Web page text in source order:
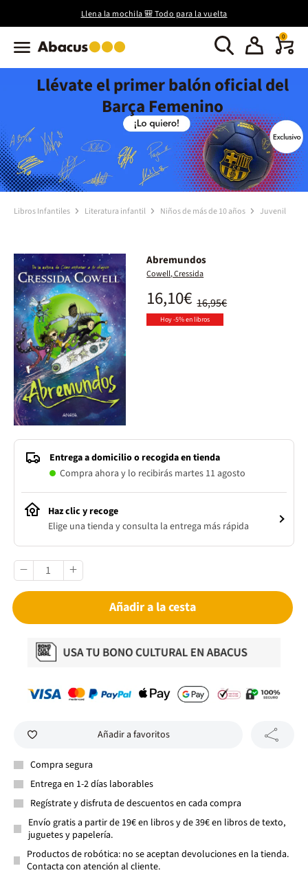
Llena la mochila 🎒 Todo para la vuelta
0
Llévate el primer balón oficial del
Barça Femenino
Libros Infantiles Literatura infantil Niños de más de 10 años Juvenil
Abremundos
Cowell, Cressida
16,95€
16,10€
Hoy -5% en libros
Entrega a domicilio o recogida en tienda
Compra ahora y lo recibirás martes 11 agosto
Haz clic y recoge
Elige una tienda y consulta la entrega más rápida
Añadir a la cesta
Añadir a favoritos
Compra segura
Entrega en 1-2 días laborables
Regístrate y disfruta de descuentos en cada compra
Envío gratis a partir de 19€ en libros y de 39€ en libros de texto,
juguetes y papelería.
Productos de robótica: no se aceptan devoluciones en la tienda.
Contacta con atención al cliente.